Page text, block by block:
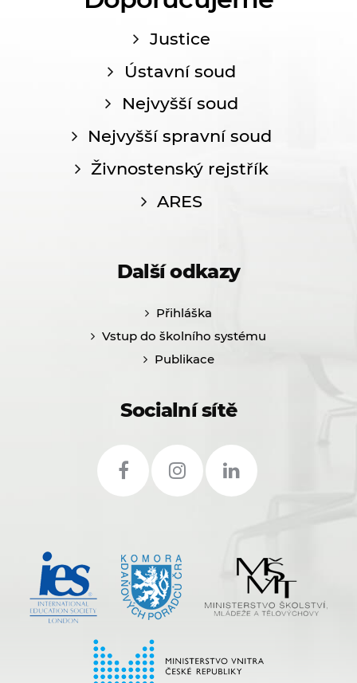
Justice
Ústavní soud
Nejvyšší soud
Nejvyšší spravní soud
Živnostenský rejstřík
ARES
Další odkazy
Přihláška
Vstup do školního systému
Publikace
Socialní sítě